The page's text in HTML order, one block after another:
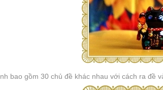
bao gồm 30 chủ đề khác nhau với cách ra đề